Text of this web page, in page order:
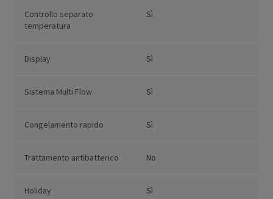
Controllo separato
temperatura
Sì
Display Sì
Sistema Multi Flow Sì
Congelamento rapido Sì
Trattamento antibatterico No
Holiday Sì